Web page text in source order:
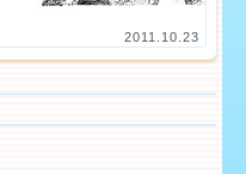
2011.10.23